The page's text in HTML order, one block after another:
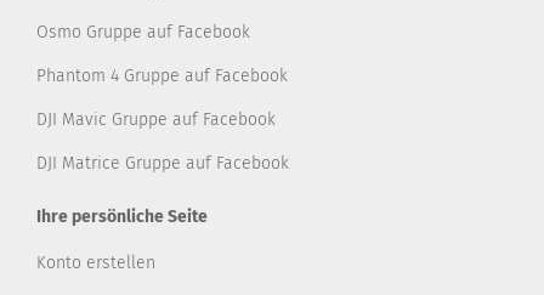
Osmo Gruppe auf Facebook
Phantom 4 Gruppe auf Facebook
DJI Mavic Gruppe auf Facebook
DJI Matrice Gruppe auf Facebook
Ihre persönliche Seite
Konto erstellen